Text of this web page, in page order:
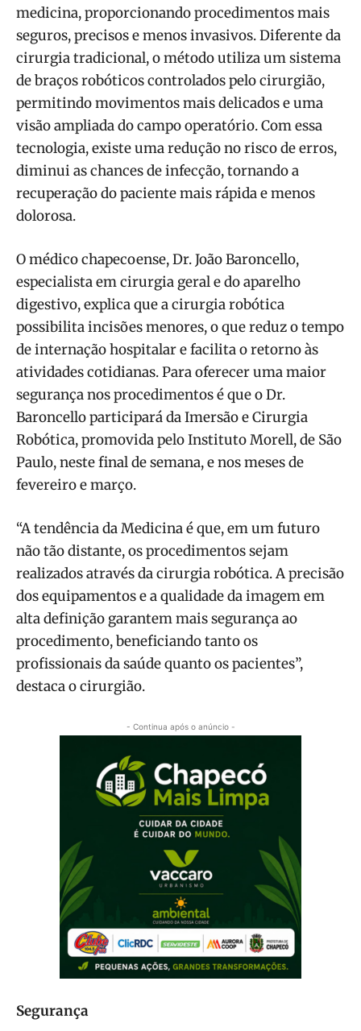
medicina, proporcionando procedimentos mais
seguros, precisos e menos invasivos. Diferente da
cirurgia tradicional, o método utiliza um sistema
de braços robóticos controlados pelo cirurgião,
permitindo movimentos mais delicados e uma
visão ampliada do campo operatório. Com essa
tecnologia, existe uma redução no risco de erros,
diminui as chances de infecção, tornando a
recuperação do paciente mais rápida e menos
dolorosa.
O médico chapecoense, Dr. João Baroncello,
especialista em cirurgia geral e do aparelho
digestivo, explica que a cirurgia robótica
possibilita incisões menores, o que reduz o tempo
de internação hospitalar e facilita o retorno às
atividades cotidianas. Para oferecer uma maior
segurança nos procedimentos é que o Dr.
Baroncello participará da Imersão e Cirurgia
Robótica, promovida pelo Instituto Morell, de São
Paulo, neste final de semana, e nos meses de
fevereiro e março.
“A tendência da Medicina é que, em um futuro
não tão distante, os procedimentos sejam
realizados através da cirurgia robótica. A precisão
dos equipamentos e a qualidade da imagem em
alta definição garantem mais segurança ao
procedimento, beneficiando tanto os
profissionais da saúde quanto os pacientes”,
destaca o cirurgião.
- Continua após o anúncio -
Segurança